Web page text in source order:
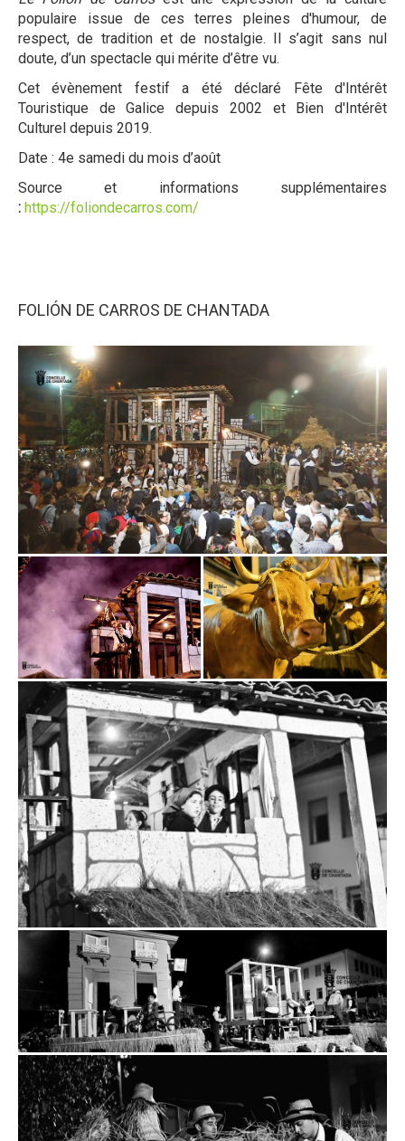
populaire issue de ces terres pleines d'humour, de
respect, de tradition et de nostalgie. Il s’agit sans nul
doute, d’un spectacle qui mérite d’être vu.
Cet évènement festif a été déclaré Fête d'Intérêt
Touristique de Galice depuis 2002 et Bien d'Intérêt
Culturel depuis 2019.
Date : 4e samedi du mois d’août
Source et informations supplémentaires
: https://foliondecarros.com/
FOLIÓN DE CARROS DE CHANTADA